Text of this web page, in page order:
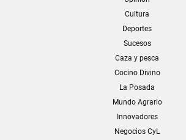
Cultura
Deportes
Sucesos
Caza y pesca
Cocino Divino
La Posada
Mundo Agrario
Innovadores
Negocios CyL